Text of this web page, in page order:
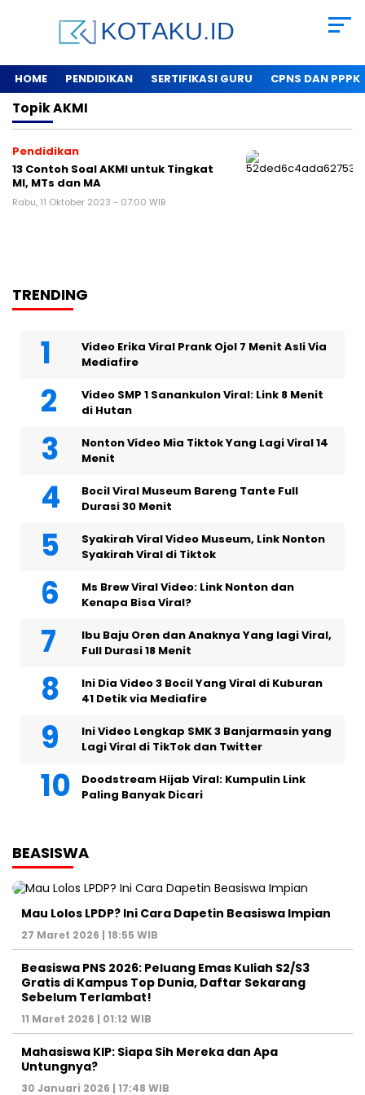
HOME PENDIDIKAN SERTIFIKASI GURU CPNS DAN PPPK
TopikAKMI
Pendidikan
13 Contoh Soal AKMI untuk Tingkat
MI, MTs dan MA
Rabu, 11 Oktober 2023 - 07:00 WIB
TRENDING
Video Erika Viral Prank Ojol 7 Menit Asli Via
Mediafire
Video SMP 1 Sanankulon Viral: Link 8 Menit
di Hutan
Nonton Video Mia Tiktok Yang Lagi Viral 14
Menit
Bocil Viral Museum Bareng Tante Full
Durasi 30 Menit
Syakirah Viral Video Museum, Link Nonton
Syakirah Viral di Tiktok
Ms Brew Viral Video: Link Nonton dan
Kenapa Bisa Viral?
Ibu Baju Oren dan Anaknya Yang lagi Viral,
Full Durasi 18 Menit
Ini Dia Video 3 Bocil Yang Viral di Kuburan
41 Detik via Mediafire
Ini Video Lengkap SMK 3 Banjarmasin yang
Lagi Viral di TikTok dan Twitter
Doodstream Hijab Viral: Kumpulin Link
Paling Banyak Dicari
BEASISWA
Mau Lolos LPDP? Ini Cara Dapetin Beasiswa Impian
27 Maret 2026 | 18:55 WIB
Beasiswa PNS 2026: Peluang Emas Kuliah S2/S3
Gratis di Kampus Top Dunia, Daftar Sekarang
Sebelum Terlambat!
11 Maret 2026 | 01:12 WIB
Mahasiswa KIP: Siapa Sih Mereka dan Apa
Untungnya?
30 Januari 2026 | 17:48 WIB